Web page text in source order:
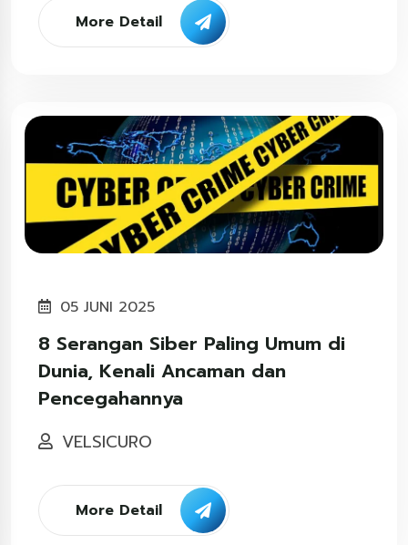
More Detail
05 JUNI 2025
8 Serangan Siber Paling Umum di
Dunia, Kenali Ancaman dan
Pencegahannya
VELSICURO
More Detail